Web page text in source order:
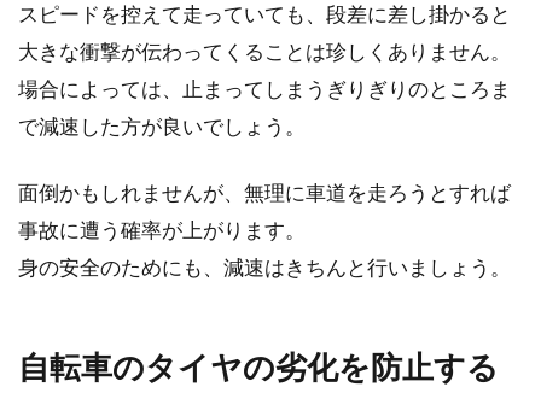
アルテグラのホイールとゾンダのホ
イールを比較してみました
サイクルウェアやペダルなどのアイテムをお気
手を出したく...
スピードを控えて走っていても、段差に差し掛かると
大きな衝撃が伝わってくることは珍しくありません。
場合によっては、止まってしまうぎりぎりのところま
で減速した方が良いでしょう。
面倒かもしれませんが、無理に車道を走ろうとすれば
事故に遭う確率が上がります。
身の安全のためにも、減速はきちんと行いましょう。
自転車のタイヤの劣化を防止する